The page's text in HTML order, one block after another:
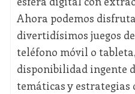
Ahora podemos
divertidísimos juegos
teléfono móvil o
disponibilidad ingente
temáticas y estrategias